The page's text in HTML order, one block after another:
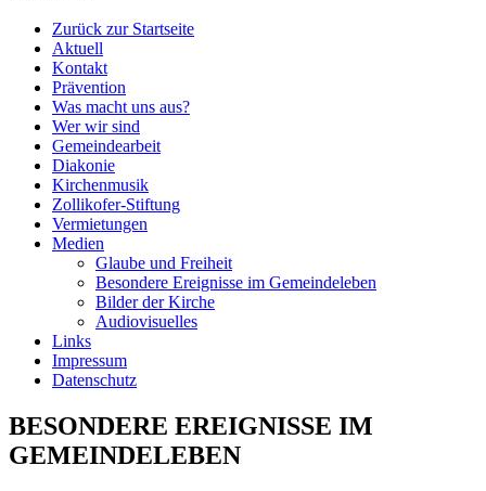
Zurück zur Startseite
Aktuell
Kontakt
Prävention
Was macht uns aus?
Wer wir sind
Gemeindearbeit
Diakonie
Kirchenmusik
Zollikofer-Stiftung
Vermietungen
Medien
Glaube und Freiheit
Besondere Ereignisse im Gemeindeleben
Bilder der Kirche
Audiovisuelles
Links
Impressum
Datenschutz
BESONDERE EREIGNISSE IM
GEMEINDELEBEN